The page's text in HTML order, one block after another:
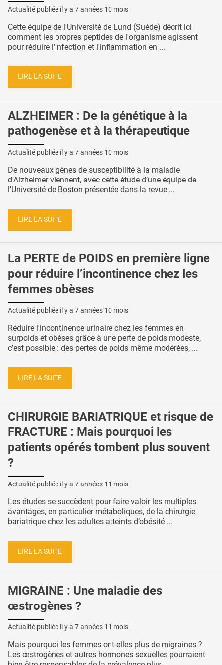
Actualité publiée il y a 7 années 10 mois
Cette équipe de l'Université de Lund (Suède) décrit ici
comment les propres peptides de l'organisme agissent
pour réduire l'infection et l'inflammation en ...
LIRE LA SUITE
ALZHEIMER : De la génétique à la
pathogenèse et à la thérapeutique
Actualité publiée il y a 7 années 10 mois
De nouveaux gènes de susceptibilité à la maladie
d'Alzheimer viennent, avec cette étude d’une équipe de
l'Université de Boston présentée dans la revue ...
LIRE LA SUITE
La PERTE de POIDS en première ligne
pour réduire l’incontinence chez les
femmes obèses
Actualité publiée il y a 7 années 10 mois
Réduire l'incontinence urinaire chez les femmes en
surpoids et obèses grâce à une perte de poids modeste,
c’est possible : des pertes de poids même modérées, ...
LIRE LA SUITE
CHIRURGIE BARIATRIQUE et risque de
FRACTURE : Mais pourquoi les
patients opérés tombent plus souvent
?
Actualité publiée il y a 7 années 11 mois
Les études se succèdent pour faire valoir les multiples
avantages, en particulier métaboliques, de la chirurgie
bariatrique chez les adultes atteints d’obésité ...
LIRE LA SUITE
MIGRAINE : Une maladie des
œstrogènes ?
Actualité publiée il y a 7 années 11 mois
Mais pourquoi les femmes ont-elles plus de migraines ?
Les œstrogènes et autres hormones sexuelles pourraient